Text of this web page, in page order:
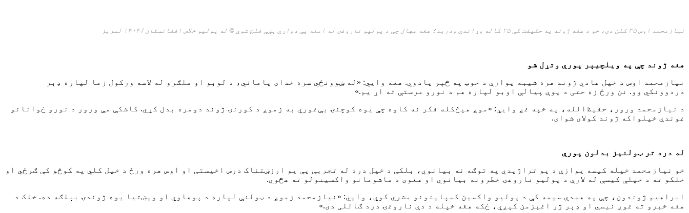
نیازمحمد اوس ۳۵ کلن دی، خو د هغه ژوند په حقیقت کې ۲۵ کاله وړاندې ودرېد؛ هغه مهال چې د پولیو ناروغۍ له امله یې دواړې پښې فلج شوې © له پولیو خلاص افغانستان / ۱۴۰۴ لمریز
هغه ژوند چې په ویلچیېر پورې وتړل شو
نیازمحمد اوس د خپل عادي ژوند هره شیبه یوازې د خوب په څېر یادوي. هغه وایي: «له ښوونځي سره خدای پاماني، د لوبو او ملګرو له لاسه ورکول زما لپاره ډېر
دردوونکي وو. نن ورځ زه حتی د یوې پیالې اوبو لپاره هم د نورو مرستې ته اړ یم.»
د نیازمحمد ورور، حفیظ‌الله، په خپه غږ وايي: «موږ هېڅکله فکر نه کاوه چې یوه کوچنۍ بې‌غوري به زموږ د کورنۍ ژوند دومره بدل کړي. کاشکې مې ورور د نورو ځوانانو
غوندې خپلواکه ژوند کولای شوای.
له درد تر ټولنیز بدلون پورې
خو نیازمحمد خپله کیسه یوازې د یو تراژیدي په توګه نه بیانوي، بلکې د خپل درد له تجربې یې یو ارزښتناک درس اخیستی او اوس هره ورځ د خپل کلي په کوڅو کې ګرځي او
خلکو ته د خپلې کیسې له لارې د پولیو ناروغۍ خطرونه بیانوي او هغوی د ماشومانو واکسینولو ته هڅوي.
ابراهیم ژوندون، چې په همدې سیمه کې د پولیو واکسین کمپاینونو مشري کوي، وایي: «نیازمحمد زموږ د ټولنې لپاره د پوهاوي او ویښتیا یوه ژوندۍ بېلګه ده. خلک د
هغه خبرو ته غوږ نیسي او ډېر ژر اغېزمن کېږي، ځکه هغه خپله د دې ناروغۍ درد ګاللی دی.»